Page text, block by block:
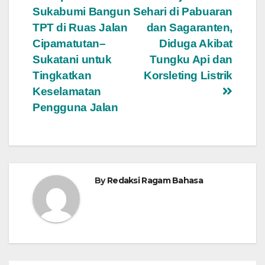
pos
Sehari di Pabuaran
dan Sagaranten,
Diduga Akibat
Tungku Api dan
Korsleting Listrik
Sukabumi Bangun
TPT di Ruas Jalan
Cipamatutan–
Sukatani untuk
Tingkatkan
Keselamatan
Pengguna Jalan
ByRedaksi Ragam Bahasa